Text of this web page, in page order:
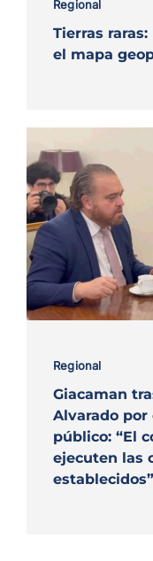
Regional
Tierras
el mapa
Regional
Giacaman
Alvarado
público: “El
ejecuten las
establecidos”